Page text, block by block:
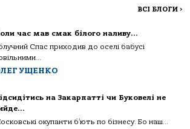
ВСІ БЛОГИ >
час мав смак білого наливу…
Спас приходив до оселі бабусі
УЩЕНКО
на Закарпатті чи Буковелі не
окупанти б’ють по бізнесу. Бо наш...